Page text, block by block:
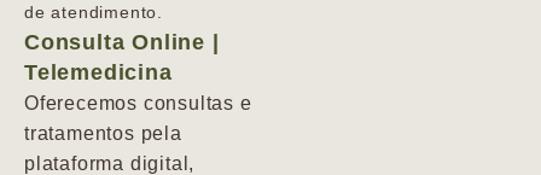
de atendimento.
Consulta Online |
Telemedicina
Oferecemos consultas e
tratamentos pela
plataforma digital,